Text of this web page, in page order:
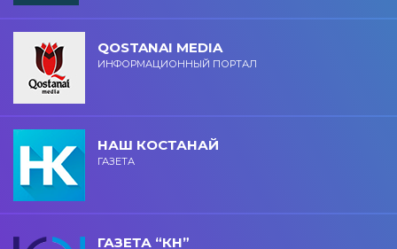
QOSTANAI MEDIA
ИНФОРМАЦИОННЫЙ ПОРТАЛ
НАШ КОСТАНАЙ
ГАЗЕТА
ГАЗЕТА “КН”